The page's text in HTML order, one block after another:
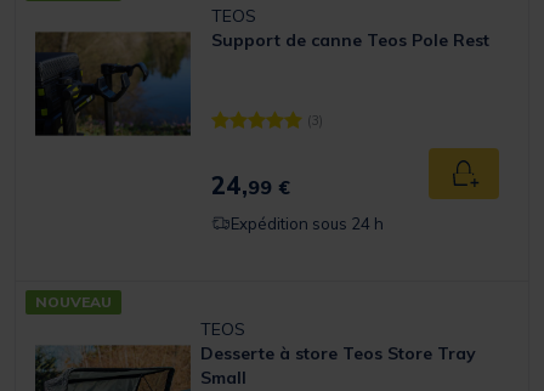
TEOS
Support de canne Teos Pole Rest
[object Object] out of 5 Customer Rating
(3)
24,99 € Ajouter
Expédition sous 24 h
NOUVEAU
TEOS
Desserte à store Teos Store Tray
Small